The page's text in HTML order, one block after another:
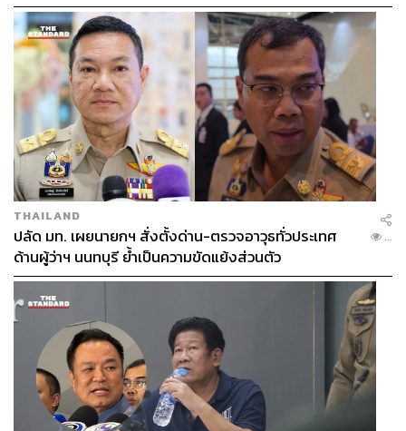
THAILAND
ปลัด มท. เผยนายกฯ สั่งตั้งด่าน-ตรวจอาวุธทั่วประเทศ
ด้านผู้ว่าฯ นนทบุรี ย้ำเป็นความขัดแย้งส่วนตัว
...